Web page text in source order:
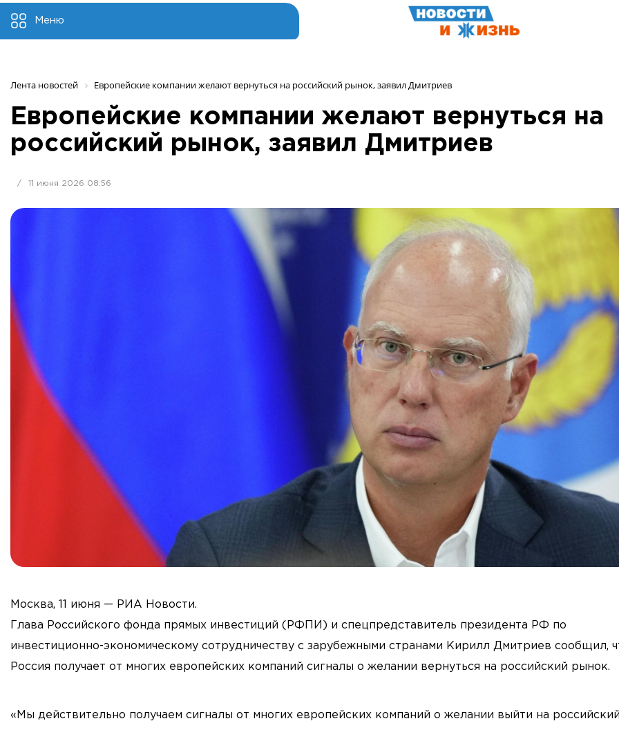
Меню
Лента новостей Европейские компании желают вернуться на российский рынок, заявил Дмитриев
Европейские компании желают вернуться на
российский рынок, заявил Дмитриев
/ 11 июня 2026 08:56
Москва, 11 июня — РИА Новости.
Глава Российского фонда прямых инвестиций (РФПИ) и спецпредставитель президента РФ по
инвестиционно-экономическому сотрудничеству с зарубежными странами Кирилл Дмитриев сообщил,
Россия получает от многих европейских компаний сигналы о желании вернуться на российский рынок.
«Мы действительно получаем сигналы от многих европейских компаний о желании выйти на